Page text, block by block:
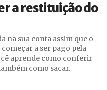
a restituição do
na sua conta assim que o
a ser pago pela
aprende como conferir
como sacar.